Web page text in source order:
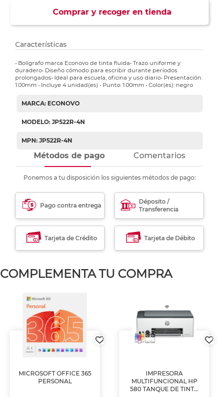
Comprar y recoger en tienda
Características
• Bolígrafo marca Econovo de tinta fluida• Trazo uniforme y
duradero• Diseño cómodo para escribir durante períodos
prolongados• Ideal para escuela, oficina y uso diario• Presentación:
1.00mm • Incluye 4 unidad(es) • Punto: 1.00mm • Color(es): negro
MARCA: ECONOVO
MODELO: JP522R-4N
MPN: JP522R-4N
Métodos de pago Comentarios
Ponemos a tu disposición los siguientes métodos de pago:
Pago contra entrega
Déposito /
Transferencia
Tarjeta de Crédito Tarjeta de Débito
COMPLEMENTA TU COMPRA
MICROSOFT OFFICE 365
PERSONAL
IMPRESORA
MULTIFUNCIONAL HP
580 TANQUE DE TINTA